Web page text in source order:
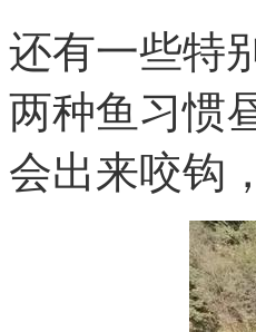
还有一些特
两种鱼习惯
会出来咬钩